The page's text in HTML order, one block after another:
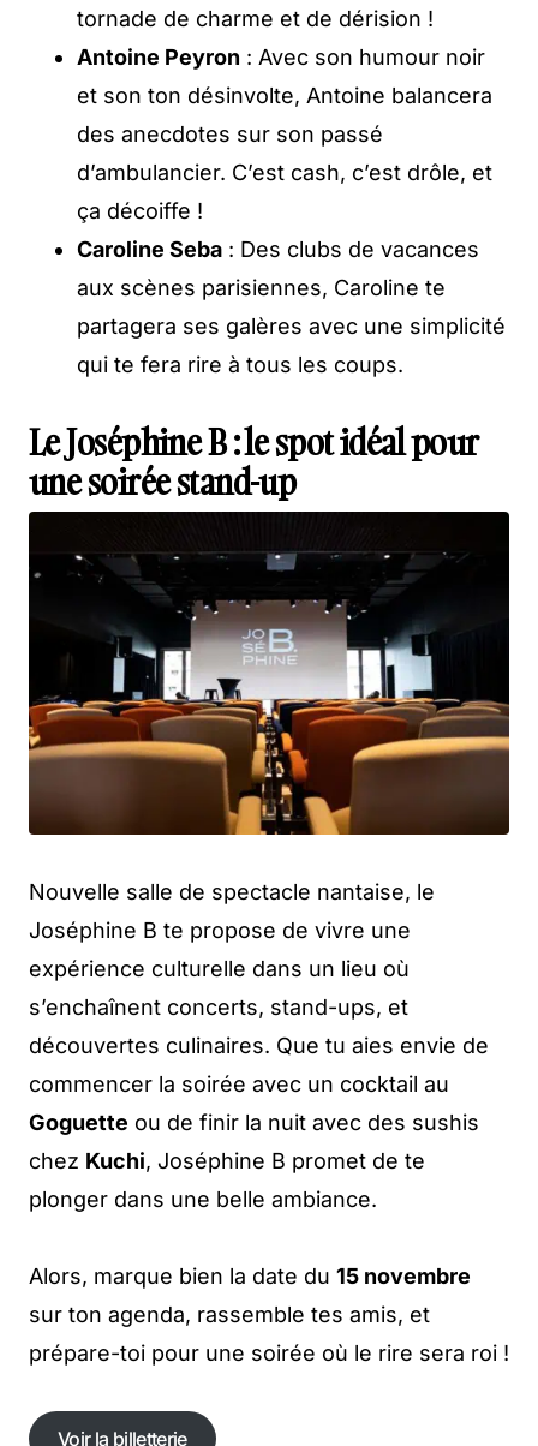
tornade de charme et de dérision !
Antoine Peyron : Avec son humour noir
et son ton désinvolte, Antoine balancera
des anecdotes sur son passé
d’ambulancier. C’est cash, c’est drôle, et
ça décoiffe !
Caroline Seba : Des clubs de vacances
aux scènes parisiennes, Caroline te
partagera ses galères avec une simplicité
qui te fera rire à tous les coups.
Le Joséphine B : le spot idéal pour
une soirée stand-up
Nouvelle salle de spectacle nantaise, le
Joséphine B te propose de vivre une
expérience culturelle dans un lieu où
s’enchaînent concerts, stand-ups, et
découvertes culinaires. Que tu aies envie de
commencer la soirée avec un cocktail au
Goguette ou de finir la nuit avec des sushis
chez Kuchi, Joséphine B promet de te
plonger dans une belle ambiance.
Alors, marque bien la date du 15 novembre
sur ton agenda, rassemble tes amis, et
prépare-toi pour une soirée où le rire sera roi !
Voir la billetterie